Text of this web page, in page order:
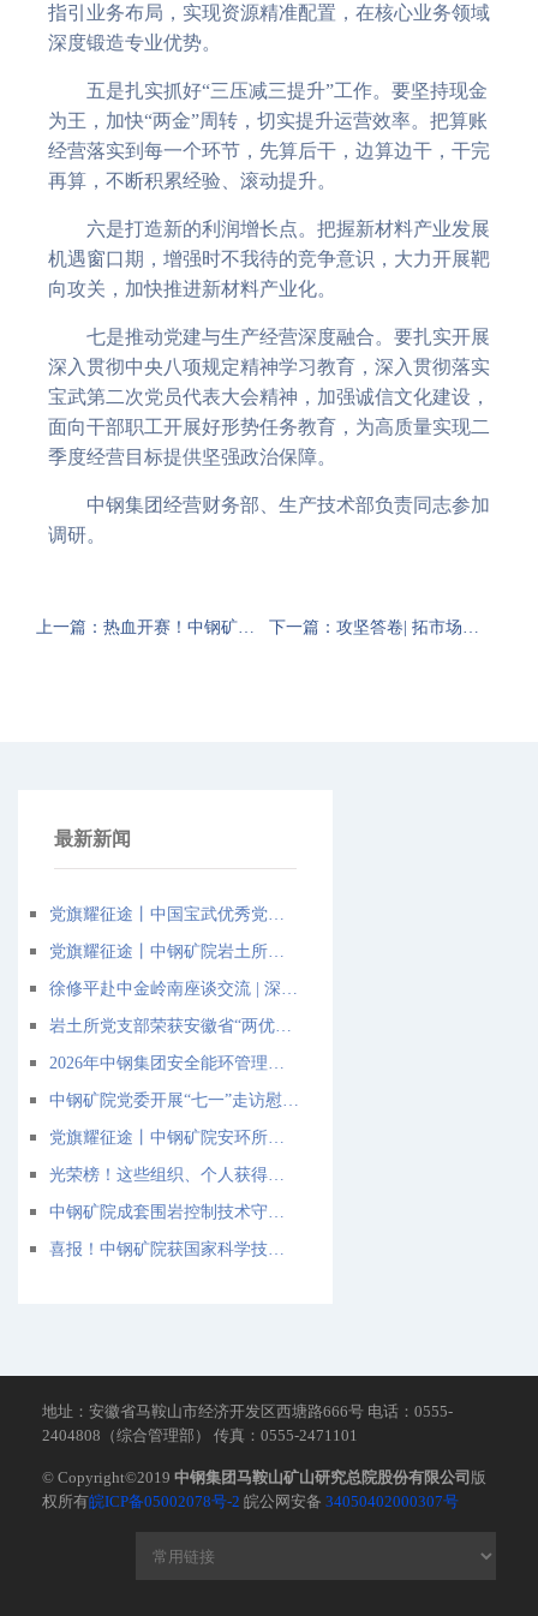
指引业务布局，实现资源精准配置，在核心业务领域
深度锻造专业优势。
五是扎实抓好“三压减三提升”工作。要坚持现金
为王，加快“两金”周转，切实提升运营效率。把算账
经营落实到每一个环节，先算后干，边算边干，干完
再算，不断积累经验、滚动提升。
六是打造新的利润增长点。把握新材料产业发展
机遇窗口期，增强时不我待的竞争意识，大力开展靶
向攻关，加快推进新材料产业化。
七是推动党建与生产经营深度融合。要扎实开展
深入贯彻中央八项规定精神学习教育，深入贯彻落实
宝武第二次党员代表大会精神，加强诚信文化建设，
面向干部职工开展好形势任务教育，为高质量实现二
季度经营目标提供坚强政治保障。
中钢集团经营财务部、生产技术部负责同志参加
调研。
最新新闻
地址：安徽省马鞍山市经济开发区西塘路666号 电话：0555-
2404808（综合管理部） 传真：0555-2471101
© Copyright©2019 中钢集团马鞍山矿山研究总院股份有限公司 版
权所有皖ICP备05002078号-2 皖公网安备 34050402000307号